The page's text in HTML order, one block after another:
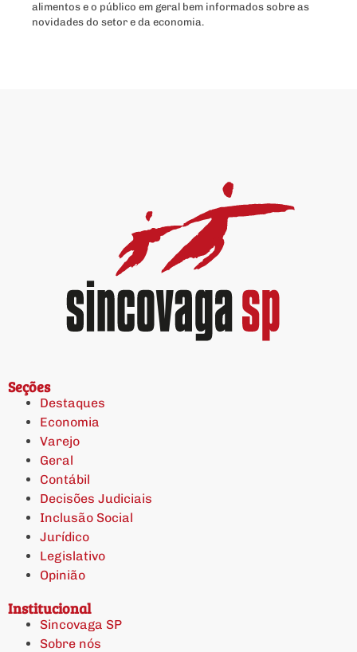
alimentos e o público em geral bem informados sobre as
novidades do setor e da economia.
Seções
Destaques
Economia
Varejo
Geral
Contábil
Decisões Judiciais
Inclusão Social
Jurídico
Legislativo
Opinião
Institucional
Sincovaga SP
Sobre nós